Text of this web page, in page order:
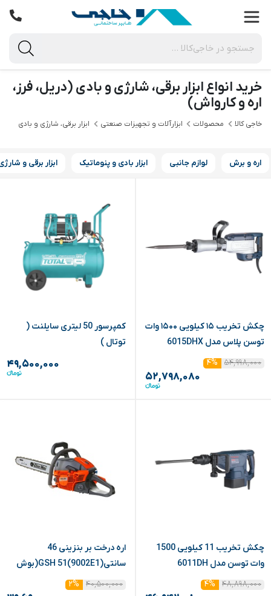
خرید انواع ابزار برقی، شارژی و بادی (دریل، فرز،
اره و کارواش)
خاجی‌ کالا محصولات ابزارآلات و تجهیزات صنعتی ابزار برقی، شارژی و بادی
اره و برش لوازم جانبی ابزار بادی و پنوماتیک ابزار برقی و
چکش تخریب ۱۵ کیلویی ۱۵۰۰ وات
توسن پلاس مدل 6015DHX
۵۴,۹۹۸,۰۰۰
۴%
۵۲,۷۹۸,۰۸۰
کمپرسور 50 لیتری سایلنت (
توتال )
۴۹,۵۰۰,۰۰۰
چکش تخریب 11 کیلویی 1500
وات توسن مدل 6011DH
۴۸,۸۹۸,۰۰۰
۴%
اره درخت بر بنزینی 46
سانتی(GSH 51(9002E1(بوش
۴۰,۵۰۰,۰۰۰ ۲%